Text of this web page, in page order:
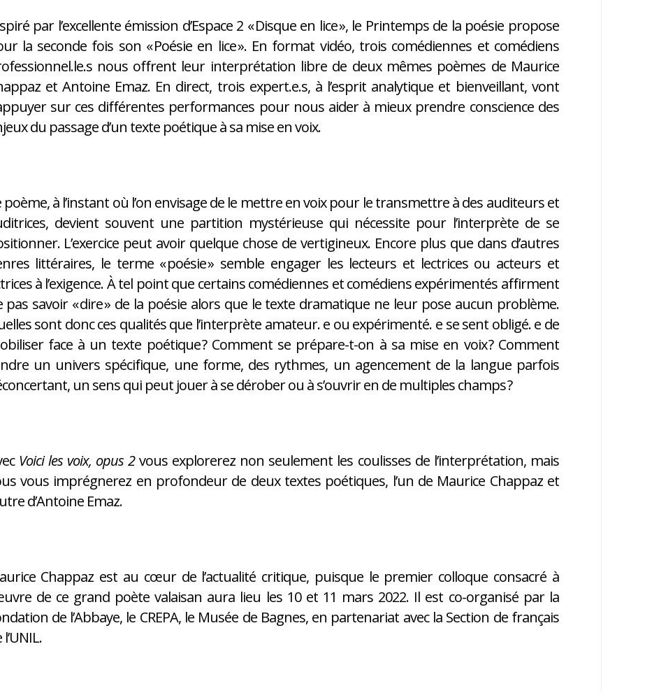
par l’excellente émission d’Espace 2 « Disque en lice », le Printemps de la poésie propose
la seconde fois son « Poésie en lice ». En format vidéo, trois comédiennes et comédiens
nous offrent leur interprétation libre de deux mêmes poèmes de Maurice
et Antoine Emaz. En direct, trois expert.e.s, à l’esprit analytique et bienveillant, vont
sur ces différentes performances pour nous aider à mieux prendre conscience des
du passage d’un texte poétique à sa mise en voix.
poème, à l’instant où l’on envisage de le mettre en voix pour le transmettre à des auditeurs et
devient souvent une partition mystérieuse qui nécessite pour l’interprète de se
L’exercice peut avoir quelque chose de vertigineux. Encore plus que dans d’autres
littéraires, le terme « poésie » semble engager les lecteurs et lectrices ou acteurs et
à l’exigence. À tel point que certains comédiennes et comédiens expérimentés affirment
pas savoir « dire » de la poésie alors que le texte dramatique ne leur pose aucun problème.
sont donc ces qualités que l’interprète amateur. e ou expérimenté. e se sent obligé. e de
face à un texte poétique ? Comment se prépare-t-on à sa mise en voix ? Comment
un univers spécifique, une forme, des rythmes, un agencement de la langue parfois
un sens qui peut jouer à se dérober ou à s’ouvrir en de multiples champs ?
Voici les voix, opus 2vous explorerez non seulement les coulisses de l’interprétation, mais
vous imprégnerez en profondeur de deux textes poétiques, l’un de Maurice Chappaz et
d’Antoine Emaz.
Chappaz est au cœur de l’actualité critique, puisque le premier colloque consacré à
de ce grand poète valaisan aura lieu les 10 et 11 mars 2022. Il est co-organisé par la
de l’Abbaye, le CREPA, le Musée de Bagnes, en partenariat avec la Section de français
l’UNIL.